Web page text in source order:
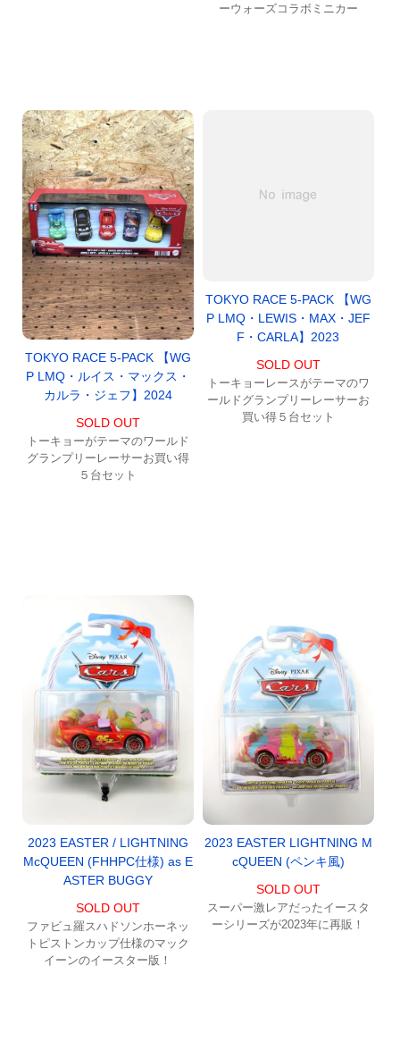
ーウォーズコラボミニカー
TOKYO RACE 5-PACK 【WG
P LMQ・ルイス・マックス・
カルラ・ジェフ】2024
SOLD OUT
トーキョーがテーマのワールド
グランプリーレーサーお買い得
５台セット
TOKYO RACE 5-PACK 【WG
P LMQ・LEWIS・MAX・JEF
F・CARLA】2023
SOLD OUT
トーキョーレースがテーマのワ
ールドグランプリーレーサーお
買い得５台セット
2023 EASTER / LIGHTNING
McQUEEN (FHHPC仕様) as E
ASTER BUGGY
SOLD OUT
ファビュ羅スハドソンホーネッ
トピストンカップ仕様のマック
イーンのイースター版！
2023 EASTER LIGHTNING M
cQUEEN (ペンキ風)
SOLD OUT
スーパー激レアだったイースタ
ーシリーズが2023年に再販！